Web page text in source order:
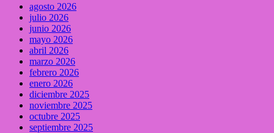
agosto 2026
julio 2026
junio 2026
mayo 2026
abril 2026
marzo 2026
febrero 2026
enero 2026
diciembre 2025
noviembre 2025
octubre 2025
septiembre 2025